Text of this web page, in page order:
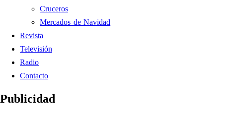
Cruceros
Mercados de Navidad
Revista
Televisión
Radio
Contacto
Publicidad